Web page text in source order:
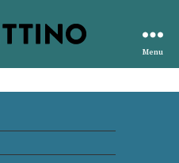
editore
Menu